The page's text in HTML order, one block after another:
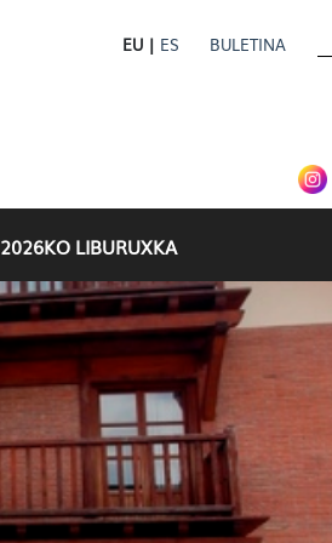
EU | ES BULETINA
2026KO LIBURUXKA